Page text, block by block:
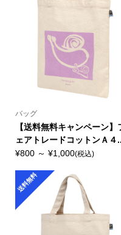
バッグ
【送料無料キャンペーン】
ェアトレードコットンＡ４
¥800 ～ ¥1,000(税込)
送料無料